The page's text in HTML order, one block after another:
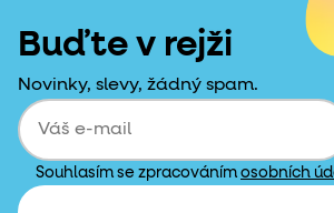
Buďte v rejži
Novinky, slevy, žádný spam.
Souhlasím se zpracováním osobních